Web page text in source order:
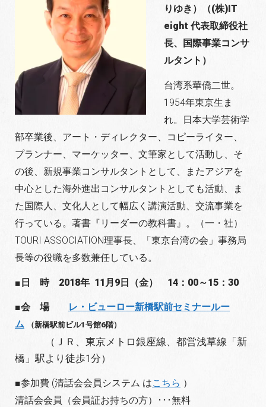
りゆき）（(株)IT
eight 代表取締役社
長、国際事業コンサ
ルタント）
台湾系華僑二世。
1954年東京生ま
れ。日本大学芸術学
部卒業後、アート・ディレクター、コピーライター、
プランナー、マーケッター、文筆家として活動し、そ
の後、新規事業コンサルタントとして、またアジアを
中心とした海外進出コンサルタントとしても活動、ま
た国際人、文化人として幅広く講演活動、交流事業を
行っている。著書『リーダーの教科書』。（一・社）
TOURI ASSOCIATION理事長、「東京台湾の会」事務局
長等の役職を多数兼任している。
■日 時 2018年 11月9日（金） 14：00～15：30
■会 場
レ・ビューロー新橋駅前セミナールー
ム
（新橋駅前ビル1号館6階）
（ＪＲ、東京メトロ銀座線、都営浅草線「新
橋」駅より徒歩1分）
■参加費 (清話会会員システム はこちら ）
清話会会員（会員証お持ちの方）･･･無料